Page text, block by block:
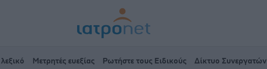
λεξικό Μετρητές ευεξίας Ρωτήστε τους Ειδικούς Δίκτυο Συνεργατών